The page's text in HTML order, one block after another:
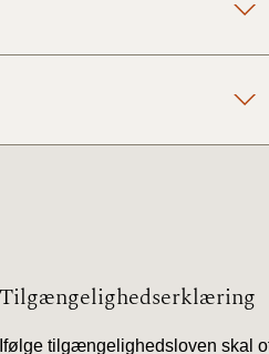
Tilgængelighedserklæring
Ifølge tilgængelighedsloven skal